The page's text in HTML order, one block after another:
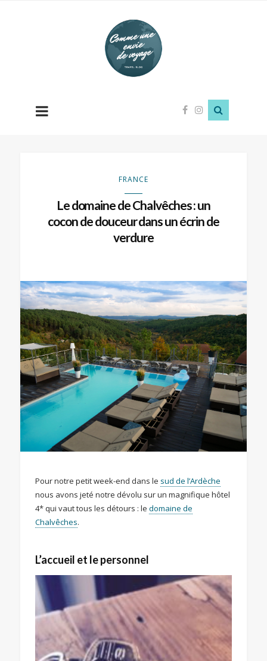
Comme
une
envie
de
FRANCE
Le domaine de Chalvêches : un
cocon de douceur dans un écrin de
verdure
Pour notre petit week-end dans le sud de l’Ardèche
nous avons jeté notre dévolu sur un magnifique hôtel
4* qui vaut tous les détours : le domaine de
Chalvêches.
L’accueil et le personnel